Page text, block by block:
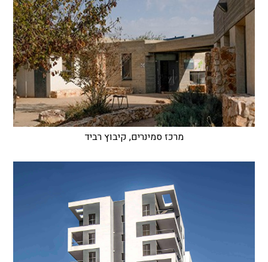
מרכז סמינרים, קיבוץ רביד